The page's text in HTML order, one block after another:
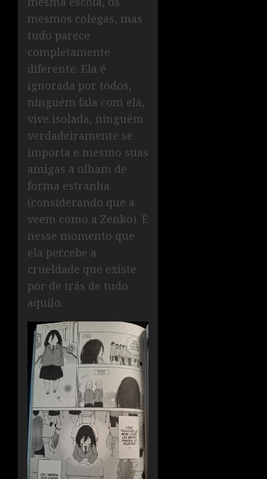
mesmos colegas, mas
tudo parece
completamente
diferente. Ela é
ignorada por todos,
ninguém fala com ela,
vive isolada, ninguém
verdadeiramente se
importa e mesmo suas
amigas a olham de
forma estranha
(considerando que a
veem como a Zenko). É
nesse momento que
ela percebe a
crueldade que existe
por de trás de tudo
aquilo.